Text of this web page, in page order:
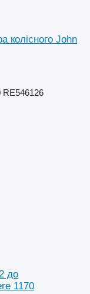
колісного John
RE546126
до
1170